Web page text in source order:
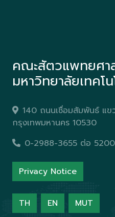
คณะสัตวแพทยศา
มหาวิทยาลัยเทคโ
140 ถนนเชื่อมสัมพันธ์ แข
กรุงเทพมหานคร 10530
0-2988-3655 ต่อ 5200
Privacy Notice
TH EN MUT